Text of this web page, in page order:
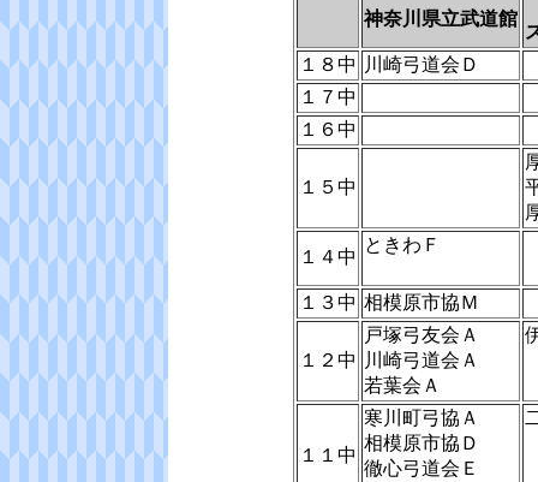
神奈川県立武道館
１８中
川崎弓道会Ｄ
１７中
１６中
１５中
１４中
ときわＦ
１３中 相模原市協Ｍ
１２中
戸塚弓友会Ａ
川崎弓道会Ａ
若葉会Ａ
１１中
寒川町弓協Ａ
相模原市協Ｄ
徹心弓道会Ｅ